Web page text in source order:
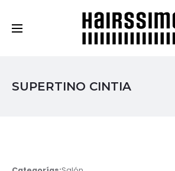
SUPERTINO CINTIA